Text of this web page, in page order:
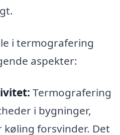
i termografering
aspekter:
Termografering
i bygninger,
køling forsvinder. Det